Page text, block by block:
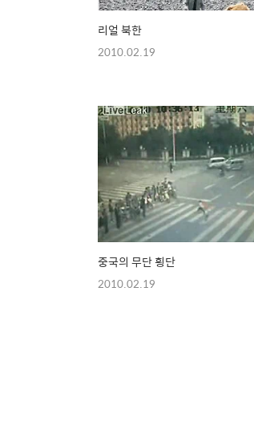
리얼 북한
2010.02.19
중국의 무단 횡단
2010.02.19